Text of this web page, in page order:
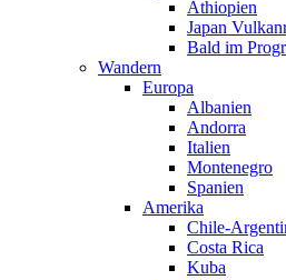
Äthiopien
Japan
Bald im
Wandern
Europa
Albanien
Andorra
Italien
Montenegro
Spanien
Amerika
Chile-
Costa Rica
Kuba